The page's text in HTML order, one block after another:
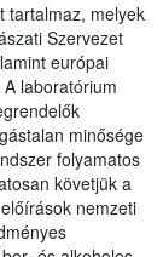
tartalmaz, melyek
Szervezet
európai
laboratórium
minősége
folyamatos
követjük a
nemzeti